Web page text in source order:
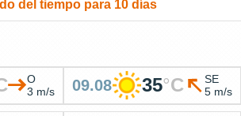
del tiempo para 10 días
O
3 m/s
09.08 35°C
SE
5 m/s